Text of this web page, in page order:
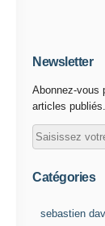
Newsletter
Abonnez-vous
articles publiés.
Catégories
sebastien